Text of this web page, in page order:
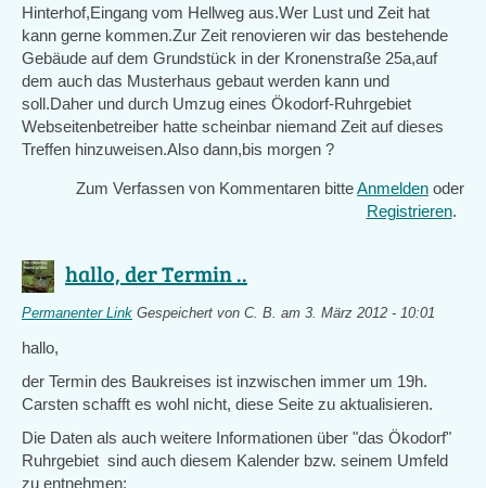
Hinterhof,Eingang vom Hellweg aus.Wer Lust und Zeit hat
kann gerne kommen.Zur Zeit renovieren wir das bestehende
Gebäude auf dem Grundstück in der Kronenstraße 25a,auf
dem auch das Musterhaus gebaut werden kann und
soll.Daher und durch Umzug eines Ökodorf-Ruhrgebiet
Webseitenbetreiber hatte scheinbar niemand Zeit auf dieses
Treffen hinzuweisen.Also dann,bis morgen ?
Zum Verfassen von Kommentaren bitteAnmelden oder
Registrieren.
hallo, der Termin ..
Permanenter Link Gespeichert von C. B. am 3. März 2012 - 10:01
hallo,
der Termin des Baukreises ist inzwischen immer um 19h.
Carsten schafft es wohl nicht, diese Seite zu aktualisieren.
Die Daten als auch weitere Informationen über "das Ökodorf"
Ruhrgebiet sind auch diesem Kalender bzw. seinem Umfeld
zu entnehmen: